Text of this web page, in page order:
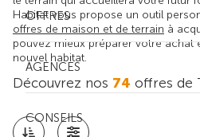
OFFRES
AGENCES
CONSEILS
Habitat vous propose un outil
offres de maison et de terrain à
pouvez mieux préparer votre achat
nouvel habitat.
Découvrez nos 74 offres de